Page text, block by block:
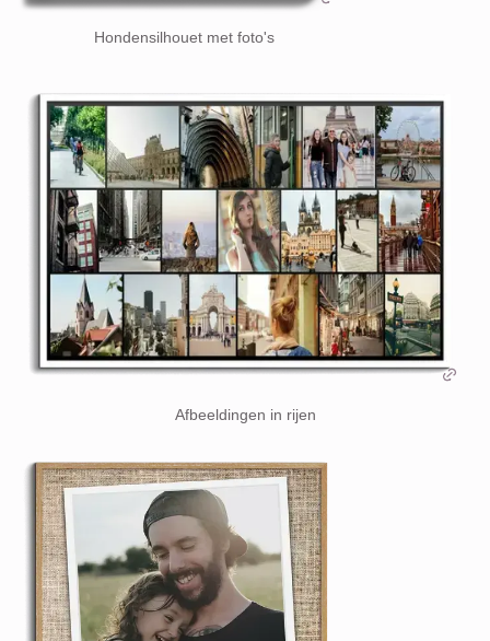
Hondensilhouet met foto's
Afbeeldingen in rijen